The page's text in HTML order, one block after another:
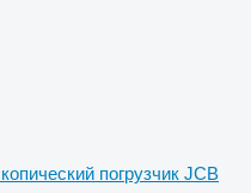
погрузчик JCB